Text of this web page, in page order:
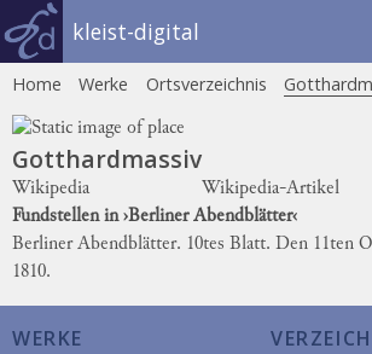
kleist-digital
Home Werke Ortsverzeichnis
Gotthardmassiv
Wikipedia
Wikipedia-Artikel
Fundstellen in ›Berliner Abendblätter‹
Berliner Abendblätter. 10tes Blatt. Den 11ten
1810.
WERKE